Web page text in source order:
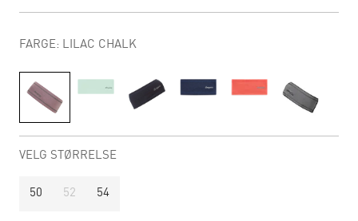
FARGE: LILAC CHALK
VELG STØRRELSE
50 52 54